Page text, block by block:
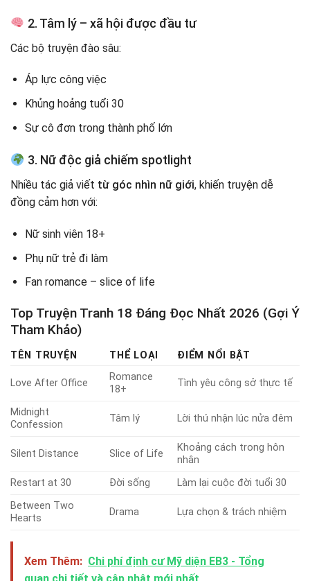
2. Tâm lý – xã hội được đầu tư
Các bộ truyện đào sâu:
Áp lực công việc
Khủng hoảng tuổi 30
Sự cô đơn trong thành phố lớn
3. Nữ độc giả chiếm spotlight
Nhiều tác giả viết từ góc nhìn nữ giới, khiến truyện dễ
đồng cảm hơn với:
Nữ sinh viên 18+
Phụ nữ trẻ đi làm
Fan romance – slice of life
Top Truyện Tranh 18 Đáng Đọc Nhất 2026 (Gợi Ý
Tham Khảo)
TÊN TRUYỆN THỂ LOẠI ĐIỂM NỔI BẬT
Love After Office
Romance
18+
Tình yêu công sở thực tế
Midnight
Confession
Tâm lý Lời thú nhận lúc nửa đêm
Silent Distance Slice of Life
Khoảng cách trong hôn
nhân
Restart at 30
Đời sống
Làm lại cuộc đời tuổi 30
Between Two
Hearts
Drama Lựa chọn & trách nhiệm
Xem Thêm: Chi phí định cư Mỹ diện EB3 - Tổng